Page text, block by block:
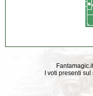
I voti presenti